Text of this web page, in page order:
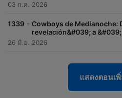
03 ก.ค. 2026
1339 - Cowboys de Medianoche:
revelación&#039; a
26 มิ.ย. 2026
แสดงตอนเ